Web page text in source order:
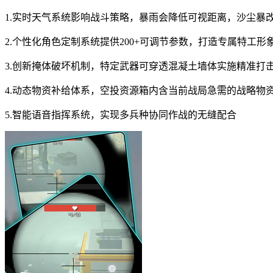
1.实时天气系统影响战斗策略，暴雨会降低可视距离，沙尘暴
2.个性化角色定制系统提供200+可调节参数，打造专属特工形
3.创新掩体破坏机制，特定武器可穿透混凝土墙体实施精准打
4.动态物资补给体系，空投资源箱内含当前战局急需的战略物
5.智能语音指挥系统，实现多兵种协同作战的无缝配合